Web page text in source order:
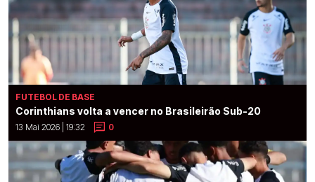
FUTEBOL DE BASE
Corinthians volta a vencer no Brasileirão Sub-20
13 Mai 2026 | 19:32 0